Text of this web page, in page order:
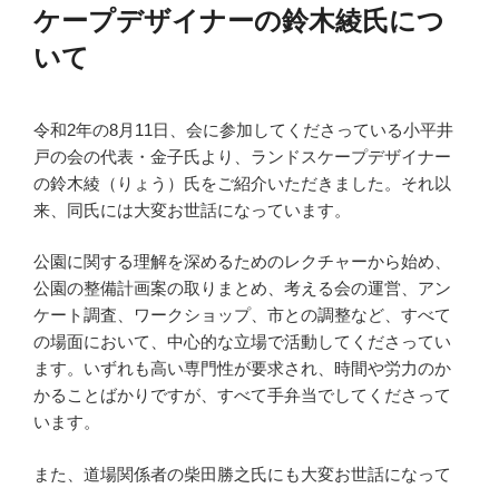
ケープデザイナーの鈴木綾氏につ
いて
令和2年の8月11日、会に参加してくださっている小平井
戸の会の代表・金子氏より、ランドスケープデザイナー
の鈴木綾（りょう）氏をご紹介いただきました。それ以
来、同氏には大変お世話になっています。
公園に関する理解を深めるためのレクチャーから始め、
公園の整備計画案の取りまとめ、考える会の運営、アン
ケート調査、ワークショップ、市との調整など、すべて
の場面において、中心的な立場で活動してくださってい
ます。いずれも高い専門性が要求され、時間や労力のか
かることばかりですが、すべて手弁当でしてくださって
います。
また、道場関係者の柴田勝之氏にも大変お世話になって